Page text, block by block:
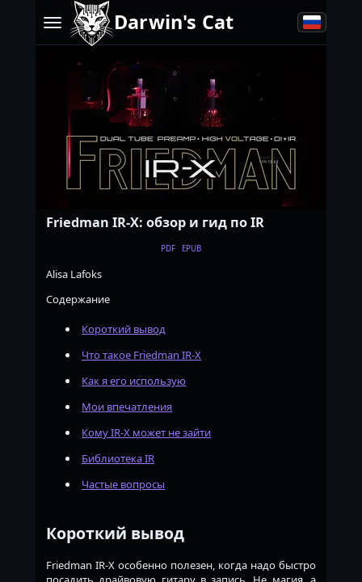
Darwin's Cat
Friedman IR-X: обзор и гид по IR
PDF EPUB
Alisa Lafoks
Содержание
Короткий вывод
Что такое Friedman IR-X
Как я его использую
Мои впечатления
Кому IR-X может не зайти
Библиотека IR
Частые вопросы
Короткий вывод
Friedman IR-X особенно полезен, когда надо быстро